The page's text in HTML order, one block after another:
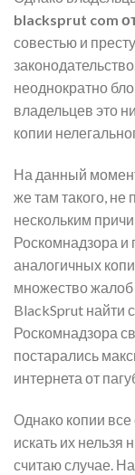
blacksprut com
совестью и
неоднократно
владельцев это
копии
На данный
же там такого,
нескольким
Роскомнадзора
аналогичных
множество жалоб
BlackSprut найти
Роскомнадзора
постарались
интернета от
Однако копии
искать их
считаю случае.